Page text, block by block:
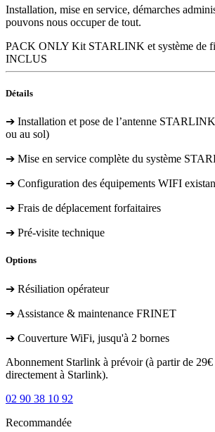
Installation, mise en service, démarches
pouvons nous occuper de tout.
PACK ONLY Kit STARLINK et système de
INCLUS
Détails
➔ Installation et pose de l’antenne
ou au sol)
➔ Mise en service complète du système
➔ Configuration des équipements WIFI
➔ Frais de déplacement forfaitaires
➔ Pré-visite technique
Options
➔ Résiliation opérateur
➔ Assistance & maintenance FRINET
➔ Couverture WiFi, jusqu'à 2 bornes
Abonnement Starlink à prévoir (à partir de
directement à Starlink).
02 90 38 10 92
Recommandée